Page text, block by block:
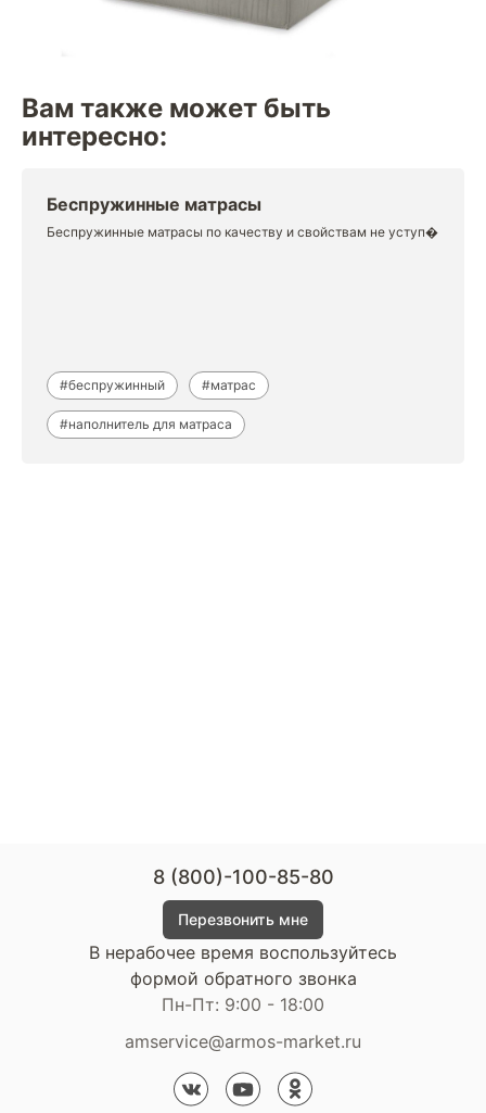
Вам также может быть
интересно:
Беспружинные матрасы
Беспружинные матрасы по качеству и свойствам не уступ�
#беспружинный #матрас
#наполнитель для матраса
8 (800)-100-85-80
Перезвонить мне
В нерабочее время воспользуйтесь
формой обратного звонка
Пн-Пт: 9:00 - 18:00
amservice@armos-market.ru